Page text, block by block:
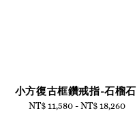
小方復古框鑽戒指-石榴石
Regular
NT$ 11,580 -NT$ 18,260